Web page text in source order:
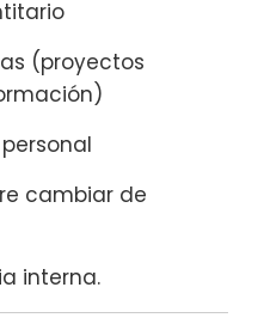
(proyectos
cambiar de
interna.